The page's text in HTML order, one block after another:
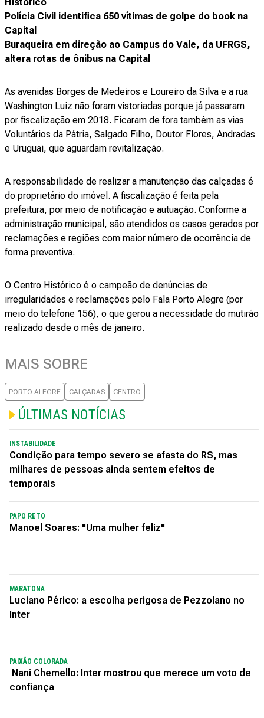
Polícia Civil identifica 650 vítimas de golpe do book na
Capital
Buraqueira em direção ao Campus do Vale, da UFRGS,
altera rotas de ônibus na Capital
As avenidas Borges de Medeiros e Loureiro da Silva e a rua
Washington Luiz não foram vistoriadas porque já passaram
por fiscalização em 2018. Ficaram de fora também as vias
Voluntários da Pátria, Salgado Filho, Doutor Flores, Andradas
e Uruguai, que aguardam revitalização.
A responsabilidade de realizar a manutenção das calçadas é
do proprietário do imóvel. A fiscalização é feita pela
prefeitura, por meio de notificação e autuação. Conforme a
administração municipal, são atendidos os casos gerados por
reclamações e regiões com maior número de ocorrência de
forma preventiva.
O Centro Histórico é o campeão de denúncias de
irregularidades e reclamações pelo Fala Porto Alegre (por
meio do telefone 156), o que gerou a necessidade do mutirão
realizado desde o mês de janeiro.
MAIS SOBRE
PORTO ALEGRE CALÇADAS CENTRO
ÚLTIMAS NOTÍCIAS
INSTABILIDADE
Condição para tempo severo se afasta do RS, mas
milhares de pessoas ainda sentem efeitos de
temporais
PAPO RETO
Manoel Soares: "Uma mulher feliz"
MARATONA
Luciano Périco: a escolha perigosa de Pezzolano no
Inter
PAIXÃO COLORADA
Nani Chemello: Inter mostrou que merece um voto de
confiança